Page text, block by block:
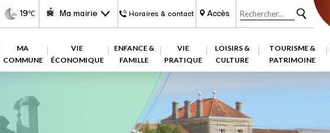
19℃ Ma mairie Horaires & contact Accès
MA
COMMUNE
VIE
ÉCONOMIQUE
ENFANCE &
FAMILLE
VIE
PRATIQUE
LOISIRS &
CULTURE
TOURISME &
PATRIMOINE